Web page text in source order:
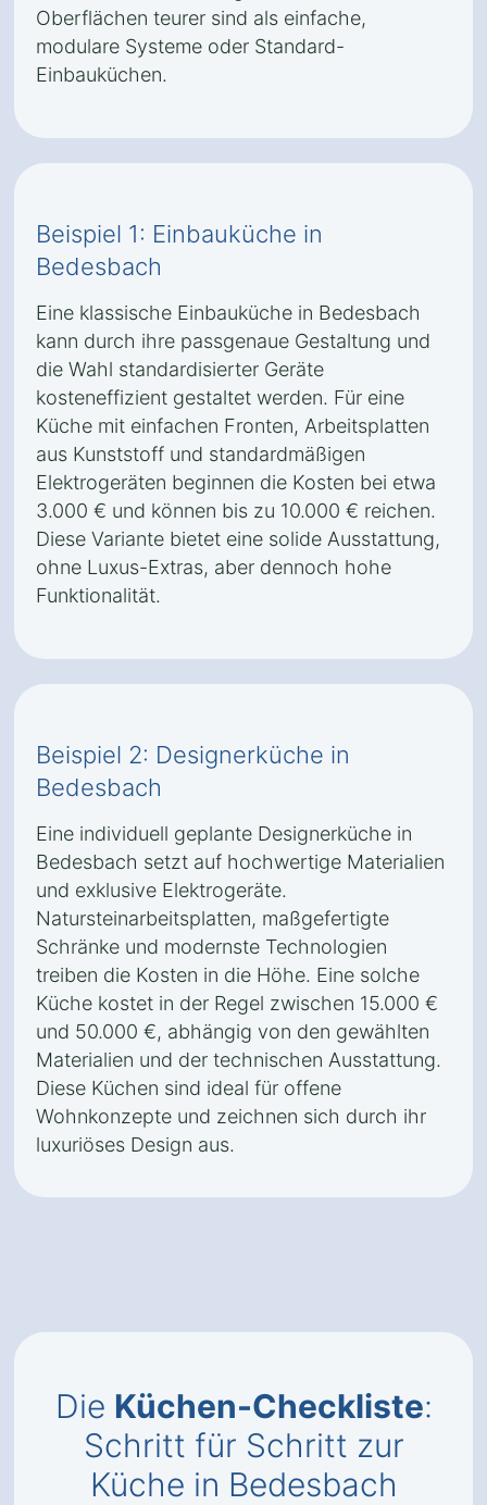
Oberflächen teurer sind als einfache,
modulare Systeme oder Standard-
Einbauküchen.
Beispiel 1: Einbauküche in
Bedesbach
Eine klassische Einbauküche in Bedesbach
kann durch ihre passgenaue Gestaltung und
die Wahl standardisierter Geräte
kosteneffizient gestaltet werden. Für eine
Küche mit einfachen Fronten, Arbeitsplatten
aus Kunststoff und standardmäßigen
Elektrogeräten beginnen die Kosten bei etwa
3.000 € und können bis zu 10.000 € reichen.
Diese Variante bietet eine solide Ausstattung,
ohne Luxus-Extras, aber dennoch hohe
Funktionalität.
Beispiel 2: Designerküche in
Bedesbach
Eine individuell geplante Designerküche in
Bedesbach setzt auf hochwertige Materialien
und exklusive Elektrogeräte.
Natursteinarbeitsplatten, maßgefertigte
Schränke und modernste Technologien
treiben die Kosten in die Höhe. Eine solche
Küche kostet in der Regel zwischen 15.000 €
und 50.000 €, abhängig von den gewählten
Materialien und der technischen Ausstattung.
Diese Küchen sind ideal für offene
Wohnkonzepte und zeichnen sich durch ihr
luxuriöses Design aus.
Die Küchen-Checkliste:
Schritt für Schritt zur
Küche in Bedesbach